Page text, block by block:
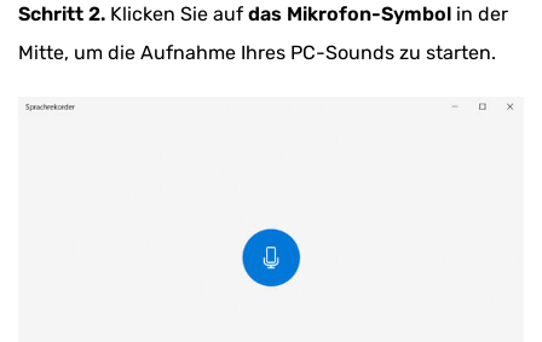
Schritt 2. Klicken Sie auf das Mikrofon-Symbol in der
Mitte, um die Aufnahme Ihres PC-Sounds zu starten.